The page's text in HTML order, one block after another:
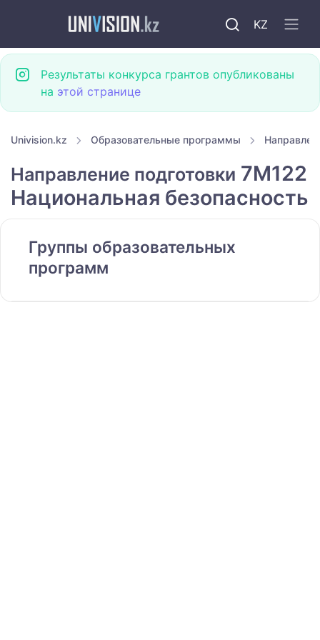
KZ
Результаты конкурса грантов опубликованы
на этой странице
Univision.kz Образовательные программы
Направление подготовки 7M122
Национальная безопасность
Группы образовательных
программ